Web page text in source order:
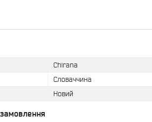
Chirana
Словаччина
Новий